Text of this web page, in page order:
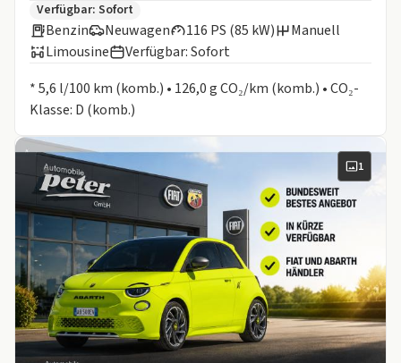
Zusätzliche Fahrzeuginformationen:
Verfügbar: Sofort
Benzin Neuwagen 116 PS (85 kW)
Manuell
Limousine
Verfügbar: Sofort
* 5,6 l/100 km (komb.) • 126,0 g CO₂/km (komb.) • CO₂-
Klasse: D (komb.)
1